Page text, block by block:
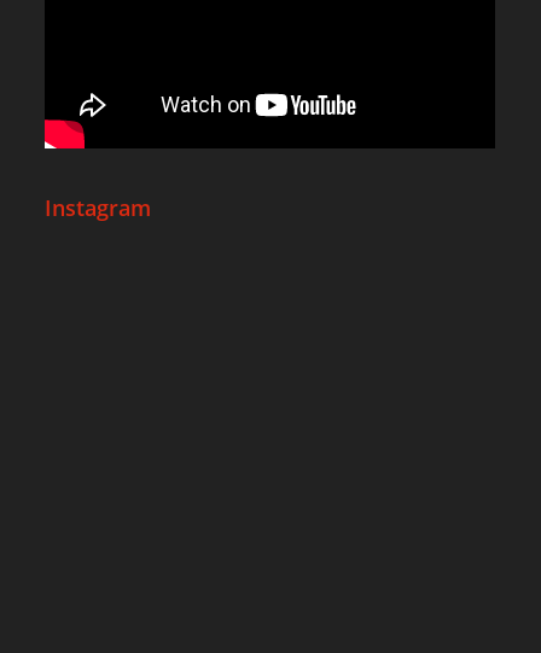
Instagram